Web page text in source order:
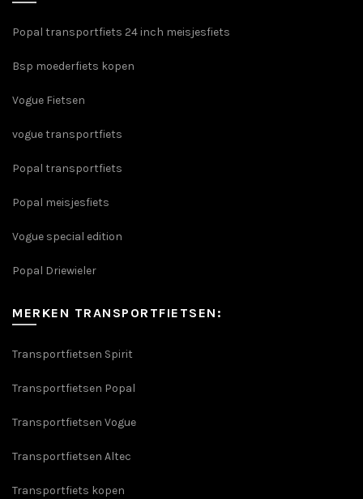
Popal transportfiets 24 inch meisjesfiets
Bsp moederfiets kopen
Vogue Fietsen
vogue transportfiets
Popal transportfiets
Popal meisjesfiets
Vogue special edition
Popal Driewieler
MERKEN TRANSPORTFIETSEN:
Transportfietsen Spirit
Transportfietsen Popal
Transportfietsen Vogue
Transportfietsen Altec
Transportfiets kopen